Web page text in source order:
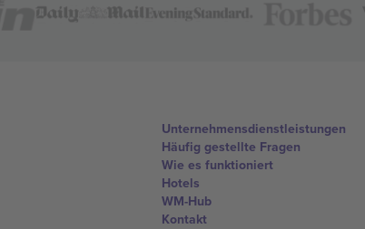
Unternehmensdienstleistungen
Häufig gestellte Fragen
Wie es funktioniert
Hotels
WM-Hub
Kontakt